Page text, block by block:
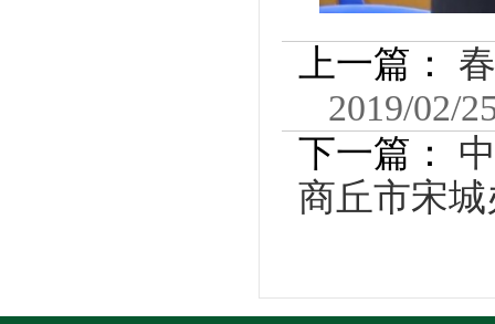
上一篇：
2019/02/
下一篇：
商丘市宋